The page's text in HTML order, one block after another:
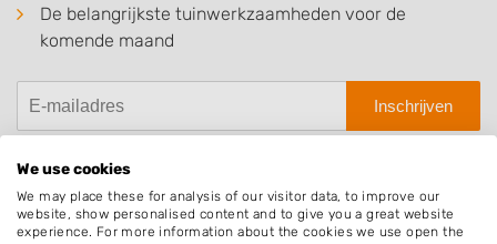
De belangrijkste tuinwerkzaamheden voor de
komende maand
Inschrijven
Hovenier.nl
We use cookies
We may place these for analysis of our visitor data, to improve our
website, show personalised content and to give you a great website
experience. For more information about the cookies we use open the